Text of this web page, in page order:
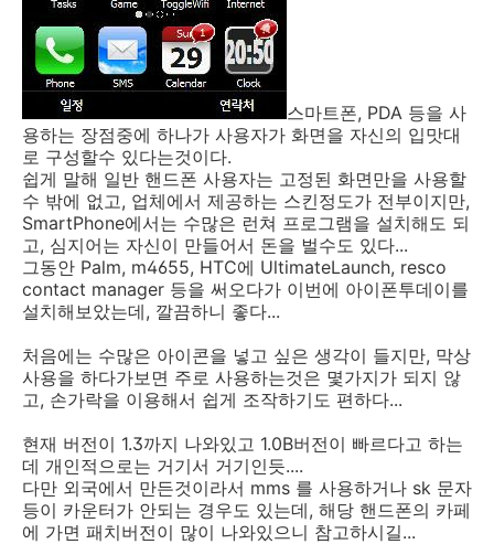
스마트폰, PDA 등을 사
용하는 장점중에 하나가 사용자가 화면을 자신의 입맛대
로 구성할수 있다는것이다.
쉽게 말해 일반 핸드폰 사용자는 고정된 화면만을 사용할
수 밖에 없고, 업체에서 제공하는 스킨정도가 전부이지만,
SmartPhone에서는 수많은 런쳐 프로그램을 설치해도 되
고, 심지어는 자신이 만들어서 돈을 벌수도 있다...
그동안 Palm, m4655, HTC에 UltimateLaunch, resco
contact manager 등을 써오다가 이번에 아이폰투데이를
설치해보았는데, 깔끔하니 좋다...
처음에는 수많은 아이콘을 넣고 싶은 생각이 들지만, 막상
사용을 하다가보면 주로 사용하는것은 몇가지가 되지 않
고, 손가락을 이용해서 쉽게 조작하기도 편하다...
현재 버전이 1.3까지 나와있고 1.0B버전이 빠르다고 하는
데 개인적으로는 거기서 거기인듯....
다만 외국에서 만든것이라서 mms 를 사용하거나 sk 문자
등이 카운터가 안되는 경우도 있는데, 해당 핸드폰의 카페
에 가면 패치버전이 많이 나와있으니 참고하시길...